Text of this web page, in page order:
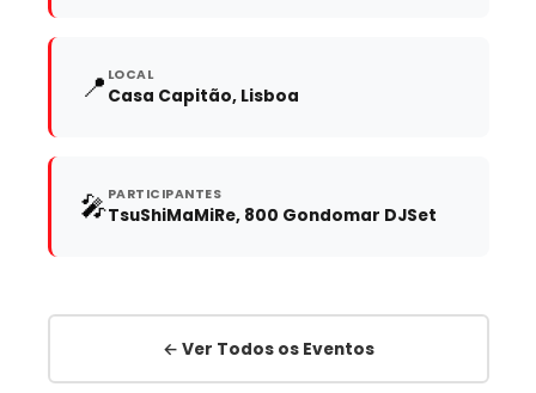
📍 LOCAL
Casa Capitão, Lisboa
🎤PARTICIPANTES
TsuShiMaMiRe, 800 Gondomar DJSet
← Ver Todos os Eventos